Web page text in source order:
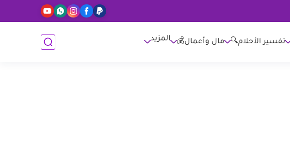
تفسير الأحلام🔍 مال وأعمال💰 المزيد